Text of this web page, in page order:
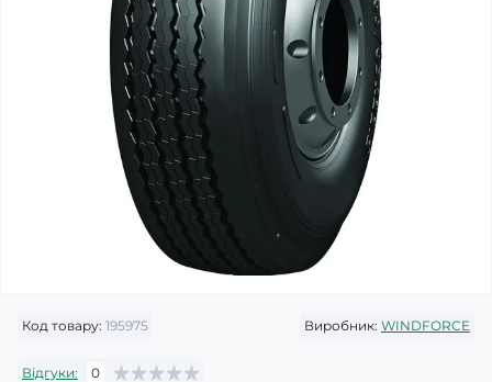
Код товару: 195975 Виробник: WINDFORCE
Відгуки: 0